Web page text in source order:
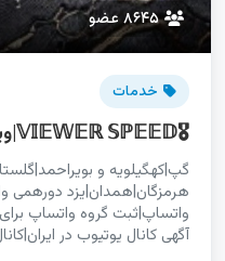
۸۶۴۵ عضو
خدمات
🎖𝕍𝕀𝔼𝕎𝔼ℝ 𝕊ℙ𝔼𝔼𝔻|ویور اسپید🎖 (1)
گپ|کهگیلویه و
هرمزگان|همدان|یزد دورهمی
واتساپ|ثبت گروه واتساپ
آگهی کانال یوتیوب در